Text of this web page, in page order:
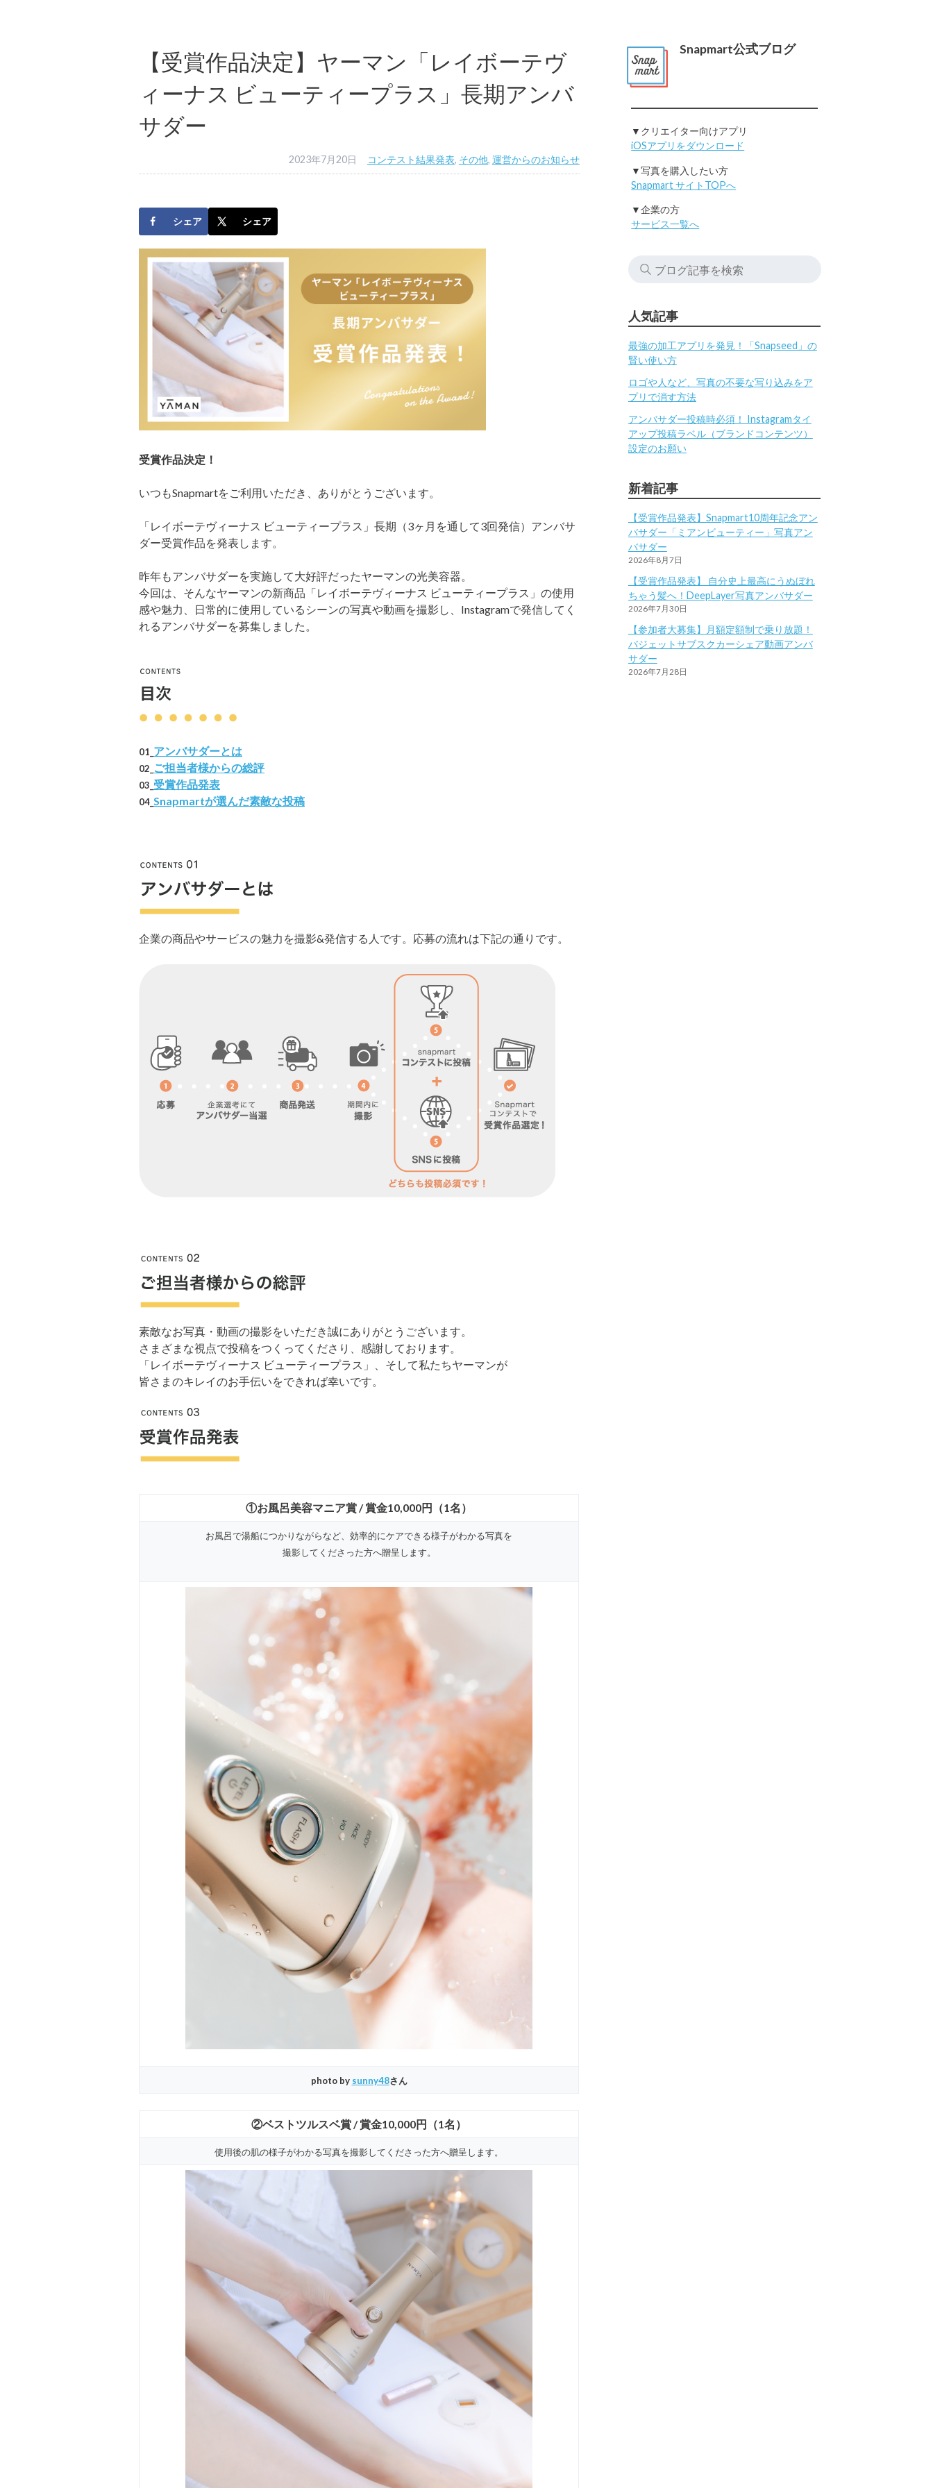
【受賞作品決定】ヤーマン「レイボーテヴ
ィーナス ビューティープラス」長期アンバ
サダー
2023年7月20日 コンテスト結果発表, その他, 運営からのお知らせ
シェア シェア
受賞作品決定！
いつもSnapmartをご利用いただき、ありがとうございます。
「レイボーテヴィーナス ビューティープラス」長期（3ヶ月を通して3回発信）アンバサ
ダー受賞作品を発表します。
昨年もアンバサダーを実施して大好評だったヤーマンの光美容器。
今回は、そんなヤーマンの新商品「レイボーテヴィーナス ビューティープラス」の使用
感や魅力、日常的に使用しているシーンの写真や動画を撮影し、Instagramで発信してく
れるアンバサダーを募集しました。
01_ アンバサダーとは
02_ ご担当者様からの総評
03_ 受賞作品発表
04_ Snapmartが選んだ素敵な投稿
企業の商品やサービスの魅力を撮影&発信する人です。 応募の流れは下記の通りです。
素敵なお写真・動画の撮影をいただき誠にありがとうございます。
さまざまな視点で投稿をつくってくださり、感謝しております。
「レイボーテヴィーナス ビューティープラス」、そして私たちヤーマンが
皆さまのキレイのお手伝いをできれば幸いです。
①お風呂美容マニア賞 / 賞金10,000円（1名）
お風呂で湯船につかりながらなど、効率的にケアできる様子がわかる写真を
撮影してくださった方へ贈呈します。
photo by sunny48さん
②ベストツルスベ賞 / 賞金10,000円（1名）
使用後の肌の様子がわかる写真を撮影してくださった方へ贈呈します。
Snapmart公式ブログ
▼クリエイター向けアプリ
iOSアプリをダウンロード
▼写真を購入したい方
Snapmart サイトTOPへ
▼企業の方
サービス一覧へ
人気記事
最強の加工アプリを発見！「Snapseed」の
賢い使い方
ロゴや人など、写真の不要な写り込みをア
プリで消す方法
アンバサダー投稿時必須！ Instagramタイ
アップ投稿ラベル（ブランドコンテンツ）
設定のお願い
新着記事
【受賞作品発表】Snapmart10周年記念アン
バサダー「ミアンビューティー」写真アン
バサダー
2026年8月7日
【受賞作品発表】 自分史上最高にうぬぼれ
ちゃう髪へ！DeepLayer写真アンバサダー
2026年7月30日
【参加者大募集】月額定額制で乗り放題！
バジェットサブスクカーシェア動画アンバ
サダー
2026年7月28日